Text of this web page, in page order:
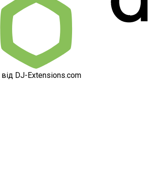
від DJ-Extensions.com